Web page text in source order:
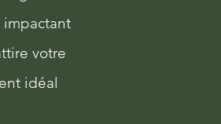
impactant
votre
idéal